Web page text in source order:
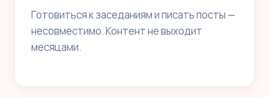
Готовиться к заседаниям и писать посты —
несовместимо. Контент не выходит
месяцами.